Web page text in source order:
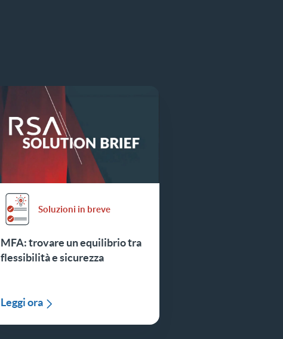
Soluzioni in breve
MFA: trovare un equilibrio tra
flessibilità e sicurezza
Leggi ora